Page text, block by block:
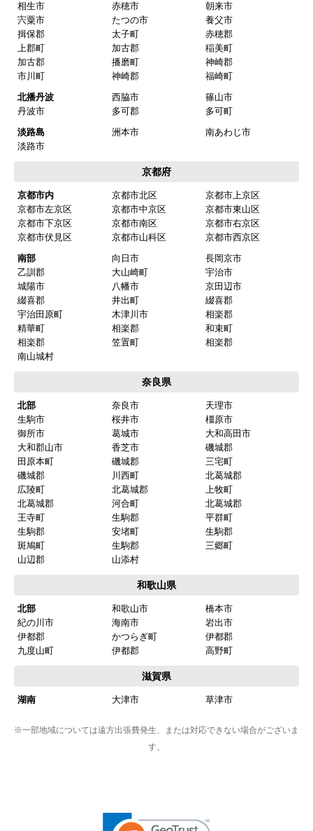
相生市
赤穂市
朝来市
宍粟市
たつの市
養父市
揖保郡
太子町
赤穂郡
上郡町
加古郡
稲美町
加古郡
播磨町
神崎郡
市川町
神崎郡
福崎町
北播丹波
西脇市
篠山市
丹波市
多可郡
多可町
淡路島
洲本市
南あわじ市
淡路市
京都府
京都市内 京都市北区
京都市上京区
京都市左京区
京都市中京区
京都市東山区
京都市下京区
京都市南区
京都市右京区
京都市伏見区
京都市山科区
京都市西京区
南部
向日市
長岡京市
乙訓郡
大山崎町
宇治市
城陽市
八幡市
京田辺市
綴喜郡
井出町
綴喜郡
宇治田原町
木津川市
相楽郡
精華町
相楽郡
和束町
相楽郡
笠置町
相楽郡
南山城村
奈良県
北部 奈良市
天理市
生駒市
桜井市
橿原市
御所市
葛城市
大和高田市
大和郡山市
香芝市
磯城郡
田原本町
磯城郡
三宅町
磯城郡
川西町
北葛城郡
広陵町
北葛城郡
上牧町
北葛城郡
河合町
北葛城郡
王寺町
生駒郡
平群町
生駒郡
安堵町
生駒郡
斑鳩町
生駒郡
三郷町
山辺郡
山添村
和歌山県
北部 和歌山市
橋本市
紀の川市
海南市
岩出市
伊都郡
かつらぎ町
伊都郡
九度山町
伊都郡 高野町
滋賀県
湖南 大津市 草津市
※一部地域については遠方出張費発生、または対応できない場合がございま
す。